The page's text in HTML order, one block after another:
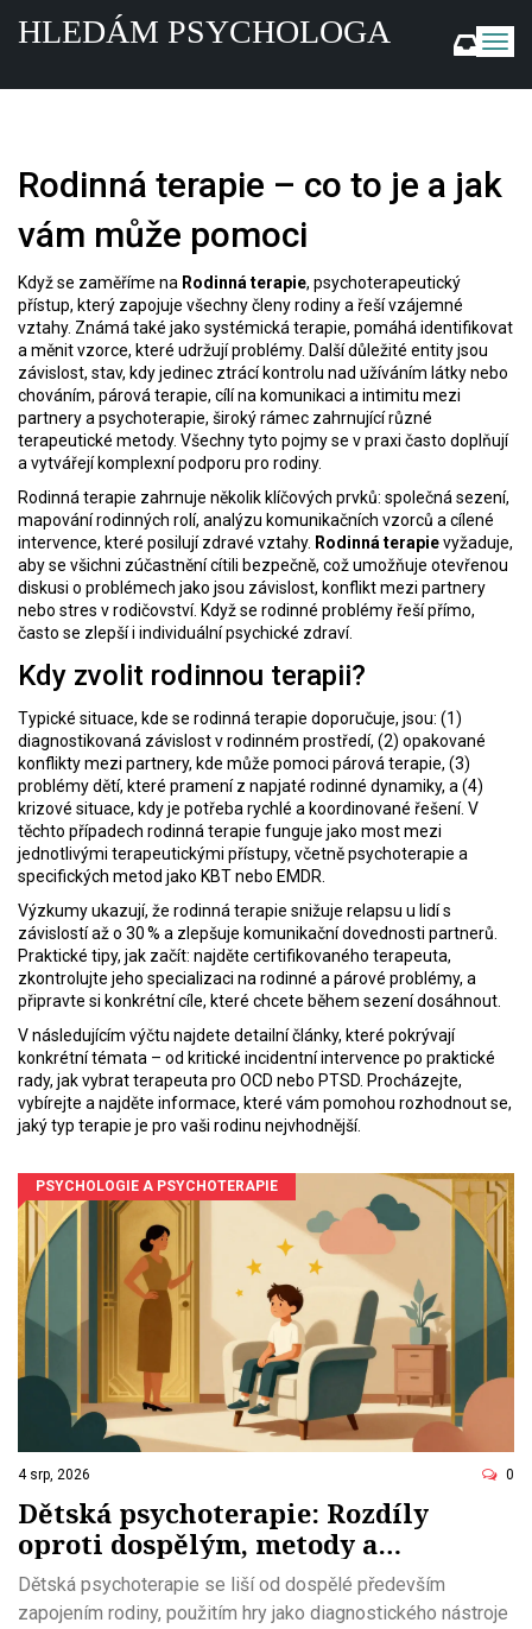
Z
b
i
g
c
HLEDÁM PSYCHOLOGA
Rodinná terapie – co to je a jak
vám může pomoci
Když se zaměříme na Rodinná terapie, psychoterapeutický
přístup, který zapojuje všechny členy rodiny a řeší vzájemné
vztahy. Známá také jako systémická terapie, pomáhá identifikovat
a měnit vzorce, které udržují problémy. Další důležité entity jsou
závislost, stav, kdy jedinec ztrácí kontrolu nad užíváním látky nebo
chováním, párová terapie, cílí na komunikaci a intimitu mezi
partnerya psychoterapie, široký rámec zahrnující různé
terapeutické metody. Všechny tyto pojmy se v praxi často doplňují
a vytvářejí komplexní podporu pro rodiny.
Rodinná terapie zahrnuje několik klíčových prvků: společná sezení,
mapování rodinných rolí, analýzu komunikačních vzorců a cílené
intervence, které posilují zdravé vztahy. Rodinná terapievyžaduje,
aby se všichni zúčastnění cítili bezpečně, což umožňuje otevřenou
diskusi o problémech jako jsou závislost, konflikt mezi partnery
nebo stres v rodičovství. Když se rodinné problémy řeší přímo,
často se zlepší i individuální psychické zdraví.
Kdy zvolit rodinnou terapii?
Typické situace, kde se rodinná terapie doporučuje, jsou: (1)
diagnostikovaná závislostv rodinném prostředí, (2) opakované
konflikty mezi partnery, kde může pomoci párová terapie, (3)
problémy dětí, které pramení z napjaté rodinné dynamiky, a (4)
krizové situace, kdy je potřeba rychlé a koordinované řešení. V
těchto případech rodinná terapie funguje jako most mezi
jednotlivými terapeutickými přístupy, včetněpsychoterapie a
specifických metod jako KBT nebo EMDR.
Výzkumy ukazují, že rodinná terapie snižuje relapsu u lidí s
závislostíaž o 30 % a zlepšuje komunikační dovednosti partnerů.
Praktické tipy, jak začít: najděte certifikovaného terapeuta,
zkontrolujte jeho specializaci na rodinné a párové problémy, a
připravte si konkrétní cíle, které chcete během sezení dosáhnout.
V následujícím výčtu najdete detailní články, které pokrývají
konkrétní témata – od kritické incidentní intervence po praktické
rady, jak vybrat terapeuta pro OCD nebo PTSD. Procházejte,
vybírejte a najděte informace, které vám pomohou rozhodnout se,
jaký typ terapie je pro vaši rodinu nejvhodnější.
PSYCHOLOGIE A PSYCHOTERAPIE
4 srp, 2026 0
Dětská psychoterapie: Rozdíly
oproti dospělým, metody a
dostupnost v ČR
Dětská psychoterapie se liší od dospělé především
zapojením rodiny, použitím hry jako diagnostického nástroje